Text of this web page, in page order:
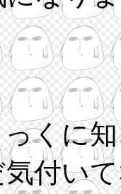
くに
付い